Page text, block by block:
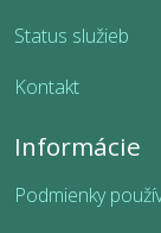
Status služieb
Kontakt
Informácie
Podmienky